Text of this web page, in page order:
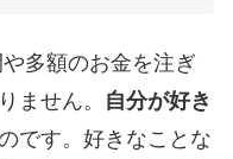
多額のお金を注ぎ
ません。
自分が好き
です。好きなことな